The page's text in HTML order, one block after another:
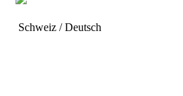
Schweiz / Deutsch